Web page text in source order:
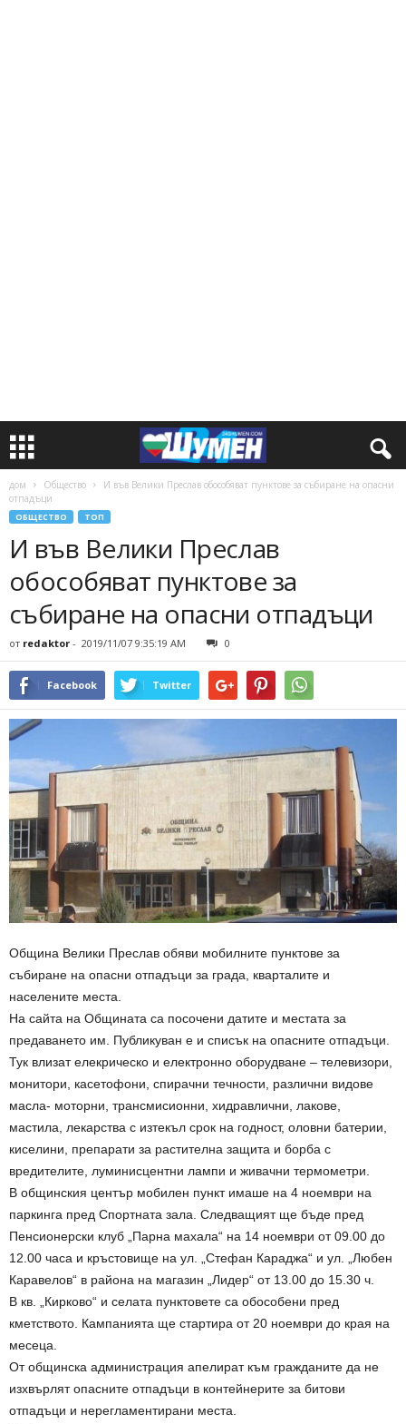
дом Общество
И във Велики Преслав обособяват пунктове за събиране на опасни
отпадъци
ОБЩЕСТВО ТОП
И във Велики Преслав
обособяват пунктове за
събиране на опасни отпадъци
от redaktor - 2019/11/07 9:35:19 AM 0
Facebook Twitter
Община Велики Преслав обяви мобилните пунктове за
събиране на опасни отпадъци за града, кварталите и
населените места.
На сайта на Общината са посочени датите и местата за
предаването им. Публикуван е и списък на опасните отпадъци.
Тук влизат елекрическо и електронно оборудване – телевизори,
монитори, касетофони, спирачни течности, различни видове
масла- моторни, трансмисионни, хидравлични, лакове,
мастила, лекарства с изтекъл срок на годност, оловни батерии,
киселини, препарати за растителна защита и борба с
вредителите, луминисцентни лампи и живачни термометри.
В общинския център мобилен пункт имаше на 4 ноември на
паркинга пред Спортната зала. Следващият ще бъде пред
Пенсионерски клуб „Парна махала“ на 14 ноември от 09.00 до
12.00 часа и кръстовище на ул. „Стефан Караджа“ и ул. „Любен
Каравелов“ в района на магазин „Лидер“ от 13.00 до 15.30 ч.
В кв. „Кирково“ и селата пунктовете са обособени пред
кметството. Кампанията ще стартира от 20 ноември до края на
месеца.
От общинска администрация апелират към гражданите да не
изхвърлят опасните отпадъци в контейнерите за битови
отпадъци и нерегламентирани места.